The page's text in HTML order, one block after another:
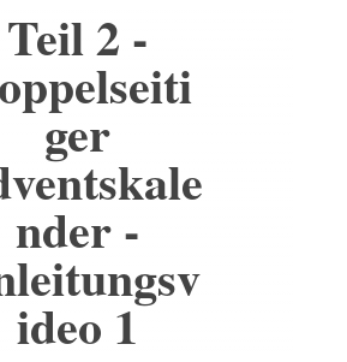
Teil 2 -
ger
nder -
ideo 1